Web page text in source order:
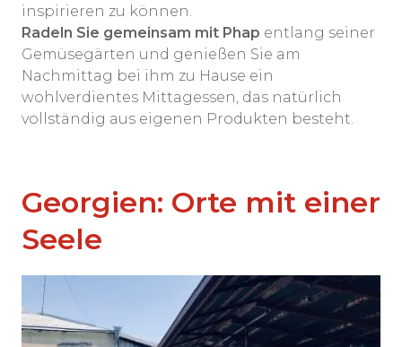
inspirieren zu können.
Radeln Sie gemeinsam mit Phap entlang seiner
Gemüsegärten und genießen Sie am
Nachmittag bei ihm zu Hause ein
wohlverdientes Mittagessen, das natürlich
vollständig aus eigenen Produkten besteht.
Georgien: Orte mit einer
Seele